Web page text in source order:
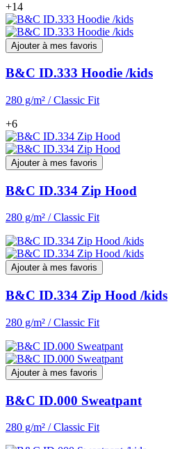
+14
Ajouter à mes favoris
B&C ID.333 Hoodie /kids
280 g/m² / Classic Fit
+6
Ajouter à mes favoris
B&C ID.334 Zip Hood
280 g/m² / Classic Fit
Ajouter à mes favoris
B&C ID.334 Zip Hood /kids
280 g/m² / Classic Fit
Ajouter à mes favoris
B&C ID.000 Sweatpant
280 g/m² / Classic Fit